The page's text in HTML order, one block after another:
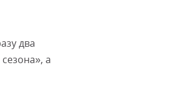
два
а